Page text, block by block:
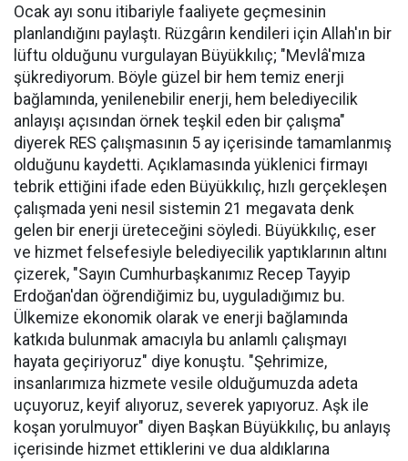
Ocak ayı sonu itibariyle faaliyete geçmesinin
planlandığını paylaştı. Rüzgârın kendileri için Allah'ın bir
lüftu olduğunu vurgulayan Büyükkılıç; "Mevlâ'mıza
şükrediyorum. Böyle güzel bir hem temiz enerji
bağlamında, yenilenebilir enerji, hem belediyecilik
anlayışı açısından örnek teşkil eden bir çalışma"
diyerek RES çalışmasının 5 ay içerisinde tamamlanmış
olduğunu kaydetti. Açıklamasında yüklenici firmayı
tebrik ettiğini ifade eden Büyükkılıç, hızlı gerçekleşen
çalışmada yeni nesil sistemin 21 megavata denk
gelen bir enerji üreteceğini söyledi. Büyükkılıç, eser
ve hizmet felsefesiyle belediyecilik yaptıklarının altını
çizerek, "Sayın Cumhurbaşkanımız Recep Tayyip
Erdoğan'dan öğrendiğimiz bu, uyguladığımız bu.
Ülkemize ekonomik olarak ve enerji bağlamında
katkıda bulunmak amacıyla bu anlamlı çalışmayı
hayata geçiriyoruz" diye konuştu. "Şehrimize,
insanlarımıza hizmete vesile olduğumuzda adeta
uçuyoruz, keyif alıyoruz, severek yapıyoruz. Aşk ile
koşan yorulmuyor" diyen Başkan Büyükkılıç, bu anlayış
içerisinde hizmet ettiklerini ve dua aldıklarına